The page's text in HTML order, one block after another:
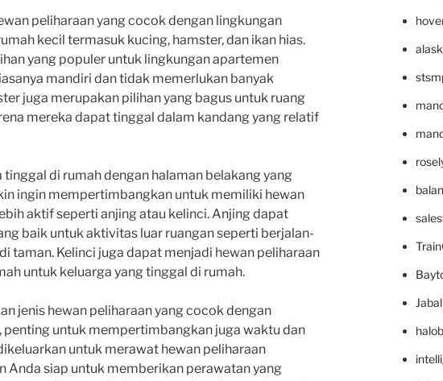
peliharaan yang cocok dengan lingkungan
kecil termasuk kucing, hamster, dan ikan hias.
yang populer untuk lingkungan apartemen
mandiri dan tidak memerlukan banyak
juga merupakan pilihan yang bagus untuk ruang
mereka dapat tinggal dalam kandang yang relatif
tinggal di rumah dengan halaman belakang yang
ingin mempertimbangkan untuk memiliki hewan
aktif seperti anjing atau kelinci. Anjing dapat
baik untuk aktivitas luar ruangan seperti berjalan-
taman. Kelinci juga dapat menjadi hewan peliharaan
untuk keluarga yang tinggal di rumah.
jenis hewan peliharaan yang cocok dengan
penting untuk mempertimbangkan juga waktu dan
untuk merawat hewan peliharaan
Anda siap untuk memberikan perawatan yang